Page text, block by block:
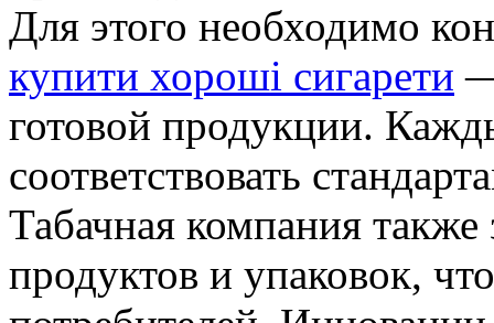
Для этого необходимо
купити хороші сигарети
готовой продукции.
соответствовать
Табачная компания также
продуктов и упаковок,